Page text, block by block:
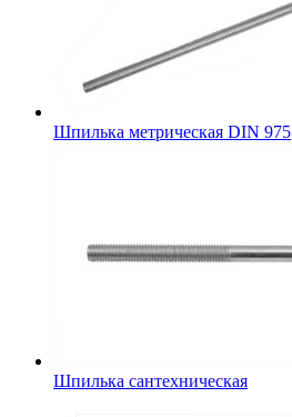
Шпилька метрическая DIN 975
Шпилька сантехническая